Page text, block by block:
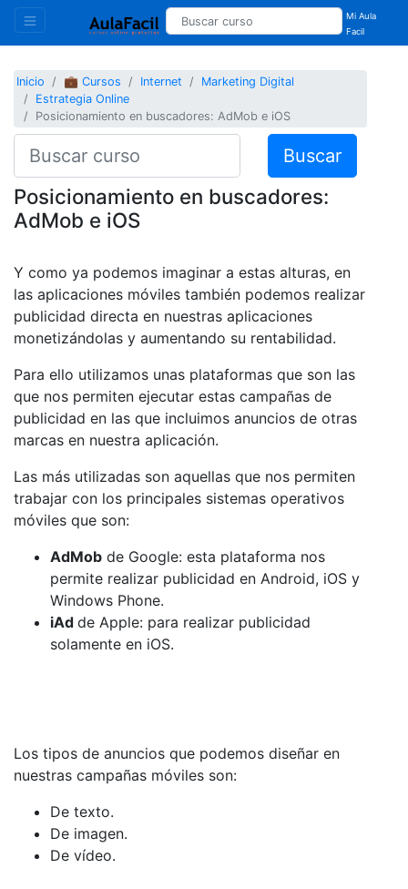
Mi Aula
Facil
Inicio 💼 Cursos Internet
Marketing Digital
Estrategia Online
Posicionamiento en buscadores: AdMob e iOS
Buscar
Posicionamiento en buscadores:
AdMob e iOS
Y como ya podemos imaginar a estas alturas, en
las aplicaciones móviles también podemos realizar
publicidad directa en nuestras aplicaciones
monetizándolas y aumentando su rentabilidad.
Para ello utilizamos unas plataformas que son las
que nos permiten ejecutar estas campañas de
publicidad en las que incluimos anuncios de otras
marcas en nuestra aplicación.
Las más utilizadas son aquellas que nos permiten
trabajar con los principales sistemas operativos
móviles que son:
AdMob de Google: esta plataforma nos
permite realizar publicidad en Android, iOS y
Windows Phone.
iAd de Apple: para realizar publicidad
solamente en iOS.
Los tipos de anuncios que podemos diseñar en
nuestras campañas móviles son:
De texto.
De imagen.
De vídeo.